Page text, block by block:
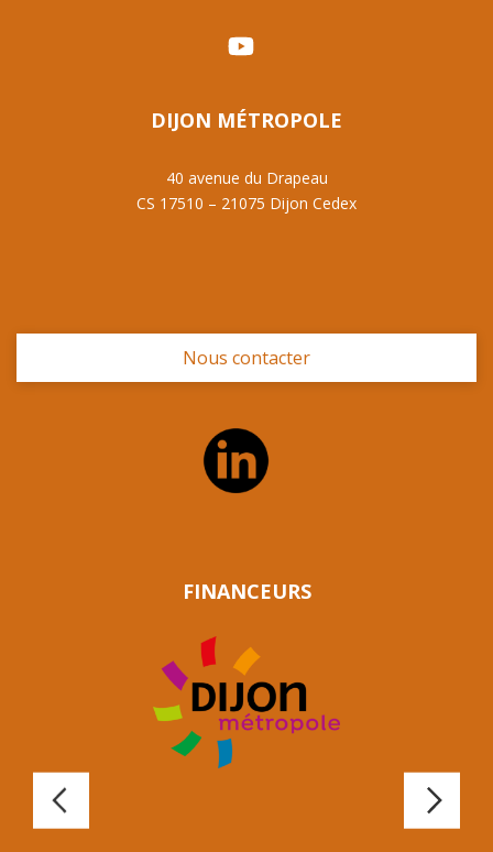
DIJON MÉTROPOLE
40 avenue du Drapeau
CS 17510 – 21075 Dijon Cedex
Nous contacter
FINANCEURS
Précédent